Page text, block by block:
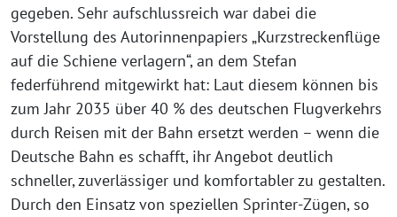
gegeben. Sehr aufschlussreich war dabei die
Vorstellung des Autorinnenpapiers „Kurzstreckenflüge
auf die Schiene verlagern“, an dem Stefan
federführend mitgewirkt hat: Laut diesem können bis
zum Jahr 2035 über 40 % des deutschen Flugverkehrs
durch Reisen mit der Bahn ersetzt werden – wenn die
Deutsche Bahn es schafft, ihr Angebot deutlich
schneller, zuverlässiger und komfortabler zu gestalten.
Durch den Einsatz von speziellen Sprinter-Zügen, so